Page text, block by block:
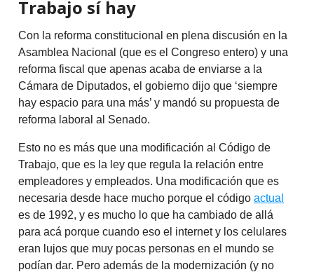
Trabajo sí hay
Con la reforma constitucional en plena discusión en la
Asamblea Nacional (que es el Congreso entero) y una
reforma fiscal que apenas acaba de enviarse a la
Cámara de Diputados, el gobierno dijo que ‘siempre
hay espacio para una más’ y mandó su propuesta de
reforma laboral al Senado.
Esto no es más que una modificación al Código de
Trabajo, que es la ley que regula la relación entre
empleadores y empleados. Una modificación que es
necesaria desde hace mucho porque el código actual
es de 1992, y es mucho lo que ha cambiado de allá
para acá porque cuando eso el internet y los celulares
eran lujos que muy pocas personas en el mundo se
podían dar. Pero además de la modernización (y no